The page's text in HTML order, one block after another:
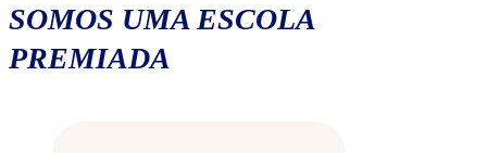
SOMOS UMA ESCOLA
PREMIADA